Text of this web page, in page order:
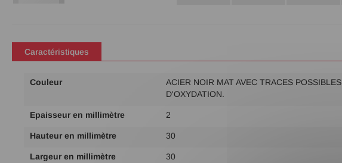
la
d’images
Caractéristiques
Plus
Couleur
ACIER NOIR MAT AVEC TRACES POSSIBLES
D'OXYDATION.
Epaisseur en millimètre 2
Hauteur en millimètre 30
Largeur en millimètre 30